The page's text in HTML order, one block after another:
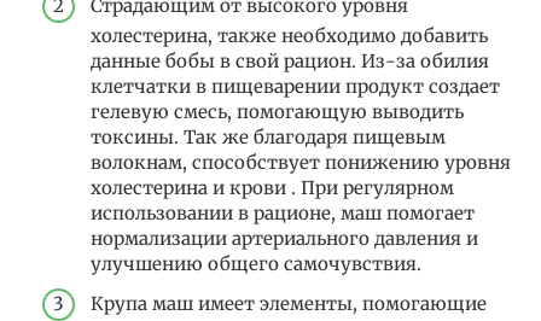
Страдающим от высокого уровня
холестерина, также необходимо добавить
данные бобы в свой рацион. Из-за обилия
клетчатки в пищеварении продукт создает
гелевую смесь, помогающую выводить
токсины. Так же благодаря пищевым
волокнам, способствует понижению уровня
холестерина и крови . При регулярном
использовании в рационе, маш помогает
нормализации артериального давления и
улучшению общего самочувствия.
Крупа маш имеет элементы, помогающие